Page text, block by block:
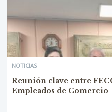
NOTICIAS
Reunión clave entre
Empleados de Comercio